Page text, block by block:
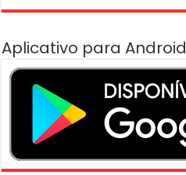
Aplicativo para Android